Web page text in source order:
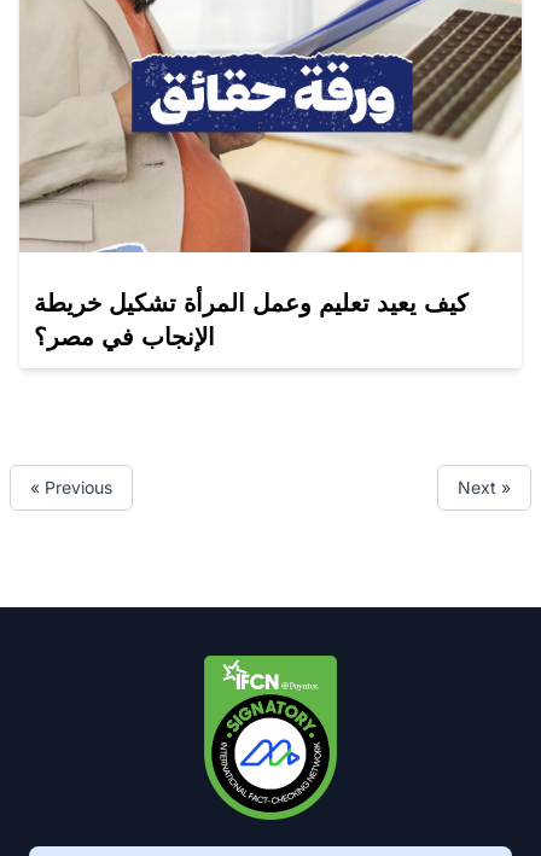
كيف يعيد تعليم وعمل المرأة تشكيل خريطة
الإنجاب في مصر؟
« Previous Next »